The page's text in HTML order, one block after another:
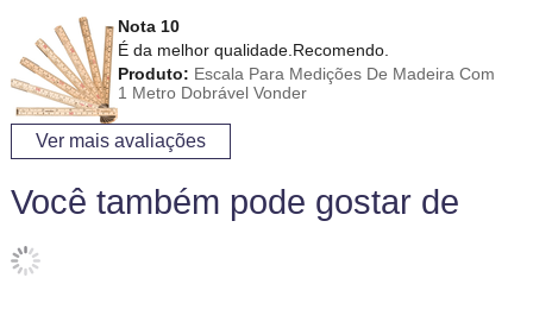
Nota 10
É da melhor qualidade.Recomendo.
Produto: Escala Para Medições De Madeira Com
1 Metro Dobrável Vonder
Ver mais avaliações
Você também pode gostar de